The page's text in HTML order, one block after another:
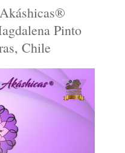
Pinto
Chile